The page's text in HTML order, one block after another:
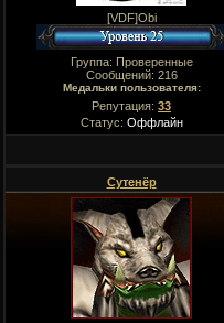
[VDF]Obi
Группа: Проверенные
Сообщений: 216
Медальки пользователя:
Репутация: 33
Статус: Оффлайн
Сутенёр